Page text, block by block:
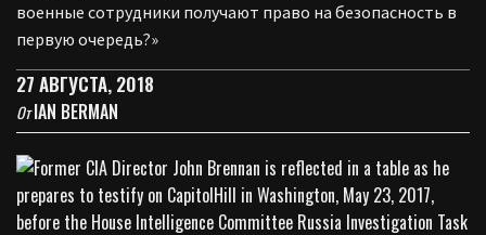
военные сотрудники получают право на безопасность в
первую очередь?»
27 АВГУСТА, 2018
ОтIAN BERMAN